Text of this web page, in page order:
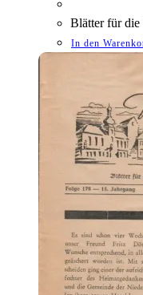
Blätter für die
In den